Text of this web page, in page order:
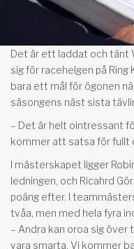
Det är ett laddat och tänt
sig för racehelgen på
bara ett mål för ögonen
säsongens näst sista
– Det är helt ointressant
kommer att satsa för fullt
I mästerskapet ligger
ledningen, och Ricahrd
poäng efter. I
tvåa, men med hela fyra
– Andra kan oroa sig
vara smarta. Vi kommer